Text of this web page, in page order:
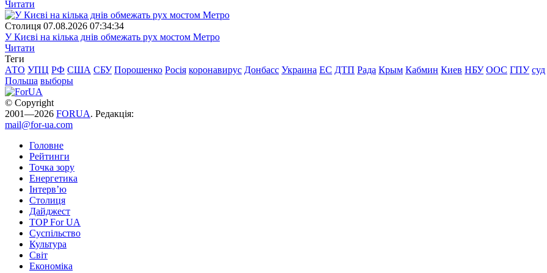
Читати
Столиця 07.08.2026 07:34:34
У Києві на кілька днів обмежать рух мостом Метро
Читати
Теги
АТО УПЦ РФ США СБУ Порошенко Росія коронавирус Донбасс Украина ЕС ДТП Рада Крым Кабмин Киев НБУ ООС ГПУ суд
Польша выборы
© Copyright
2001—2026 FORUA. Редакція:
mail@for-ua.com
Головне
Рейтинги
Точка зору
Енергетика
Інтерв’ю
Столиця
Дайджест
TOP For UA
Суспiльство
Культура
Світ
Економіка